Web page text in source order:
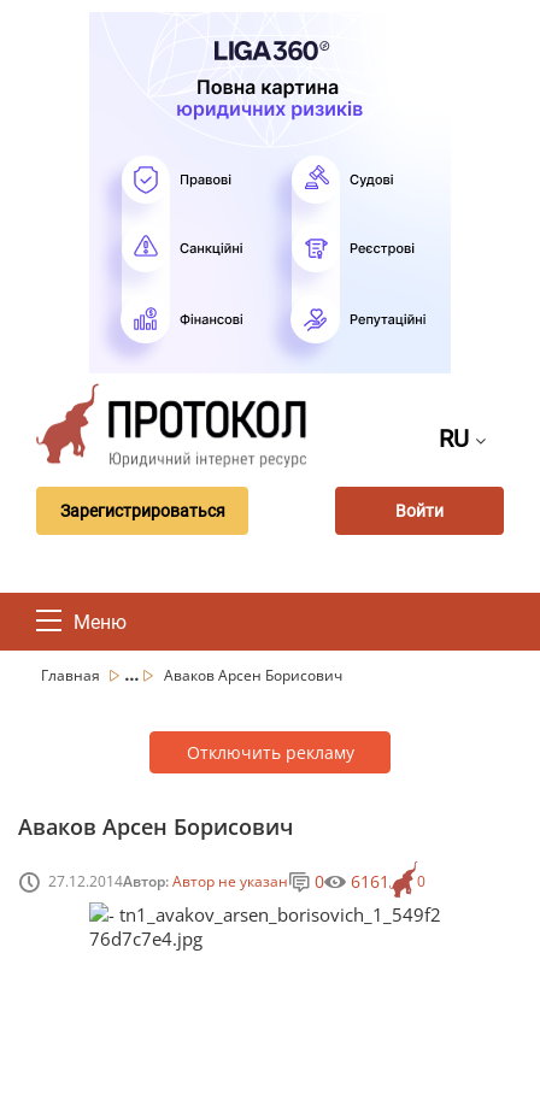
RU
Зарегистрироваться Войти
Меню
Главная ... Аваков Арсен Борисович
Отключить рекламу
Аваков Арсен Борисович
27.12.2014Автор:Автор не указан 0
0 6161